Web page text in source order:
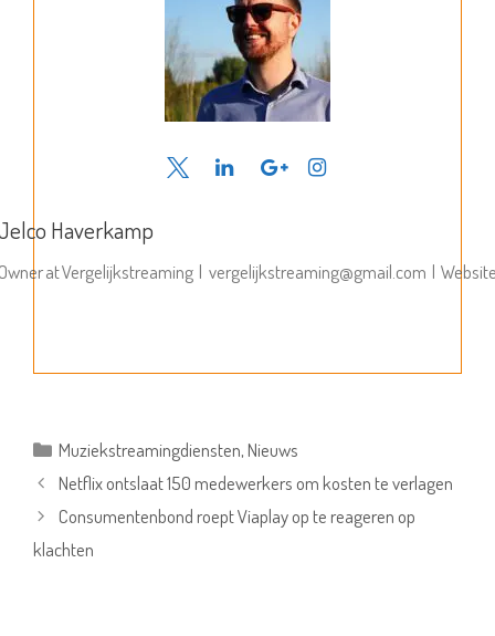
Haverkamp
atVergelijkstreaming | vergelijkstreaming@gmail.com |
Categorieën
Muziekstreamingdiensten,Nieuws
Netflix ontslaat 150 medewerkers om kosten te verlagen
Consumentenbond roept Viaplay op te reageren op
klachten